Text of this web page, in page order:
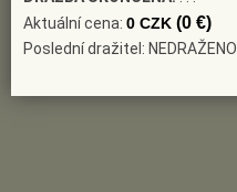
Aktuální cena: 0 CZK (0 €)
Poslední dražitel: NEDRAŽENO